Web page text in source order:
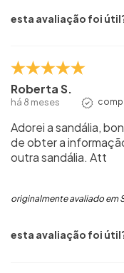
esta avaliação foi
Roberta S.
há 8 meses
Adorei a sandália,
de obter a
outra sandália. Att
originalmente avaliado em
esta avaliação foi